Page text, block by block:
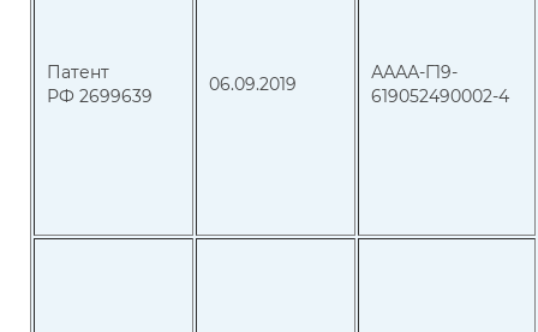
Патент
РФ 2699639
06.09.2019
АААА-Г19-
619052490002-4